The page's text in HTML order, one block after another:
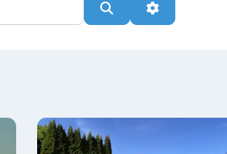
SuchenErweiterte